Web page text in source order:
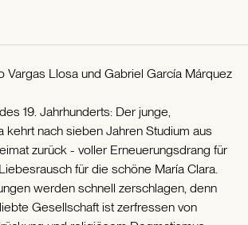
Vargas Llosa und Gabriel García Márquez
19. Jahrhunderts: Der junge,
kehrt nach sieben Jahren Studium aus
zurück - voller Erneuerungsdrang für
für die schöne María Clara.
werden schnell zerschlagen, denn
Gesellschaft ist zerfressen von